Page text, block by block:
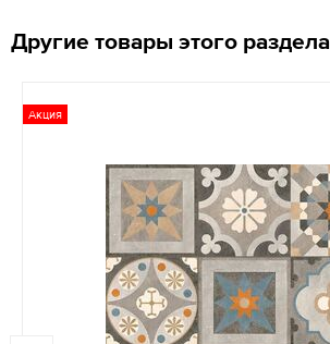
Другие товары этого раздела
Акция